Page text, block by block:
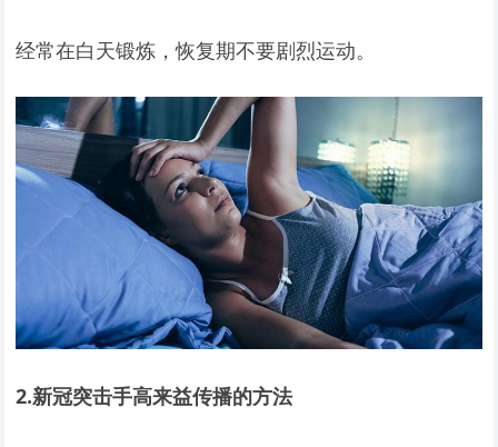
经常在白天锻炼，恢复期不要剧烈运动。
2.新冠突击手高来益传播的方法